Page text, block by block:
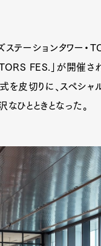
ステーションタワー
FES.」が開催さ
を皮切りに、スペシ
ひとときとなった。